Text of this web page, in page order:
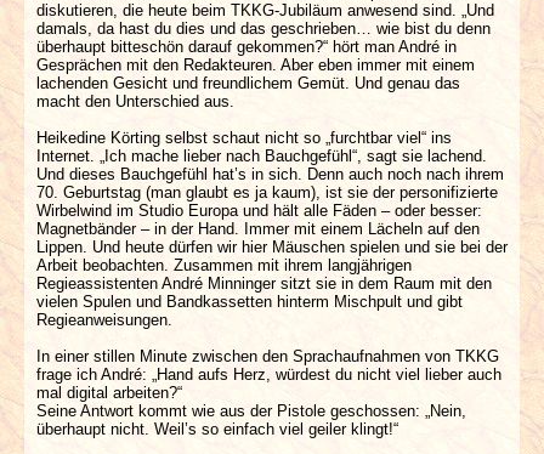
diskutieren, die heute beim TKKG-Jubiläum anwesend sind. „Und
damals, da hast du dies und das geschrieben… wie bist du denn
überhaupt bitteschön darauf gekommen?“ hört man André in
Gesprächen mit den Redakteuren. Aber eben immer mit einem
lachenden Gesicht und freundlichem Gemüt. Und genau das
macht den Unterschied aus.
Heikedine Körting selbst schaut nicht so „furchtbar viel“ ins
Internet. „Ich mache lieber nach Bauchgefühl“, sagt sie lachend.
Und dieses Bauchgefühl hat’s in sich. Denn auch noch nach ihrem
70. Geburtstag (man glaubt es ja kaum), ist sie der personifizierte
Wirbelwind im Studio Europa und hält alle Fäden – oder besser:
Magnetbänder – in der Hand. Immer mit einem Lächeln auf den
Lippen. Und heute dürfen wir hier Mäuschen spielen und sie bei der
Arbeit beobachten. Zusammen mit ihrem langjährigen
Regieassistenten André Minninger sitzt sie in dem Raum mit den
vielen Spulen und Bandkassetten hinterm Mischpult und gibt
Regieanweisungen.
In einer stillen Minute zwischen den Sprachaufnahmen von TKKG
frage ich André: „Hand aufs Herz, würdest du nicht viel lieber auch
mal digital arbeiten?“
Seine Antwort kommt wie aus der Pistole geschossen: „Nein,
überhaupt nicht. Weil’s so einfach viel geiler klingt!“